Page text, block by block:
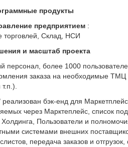
продукты
предприятием:
торговлей, Склад, НСИ
и масштаб проекта
персонал, более 1000
заказа на необходимые ТМЦ
реализован бэк-енд для
через Марктеплейс, список
Пользователи и
системами внешних
передача заказов и